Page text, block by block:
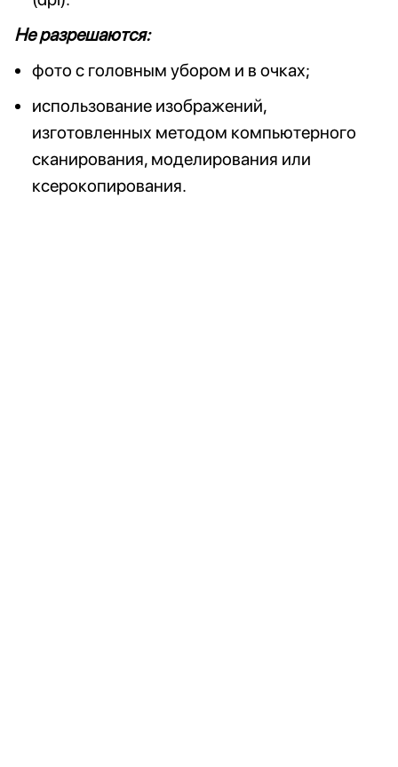
Не разрешаются:
фото с головным убором и в очках;
использование изображений,
изготовленных методом компьютерного
сканирования, моделирования или
ксерокопирования.